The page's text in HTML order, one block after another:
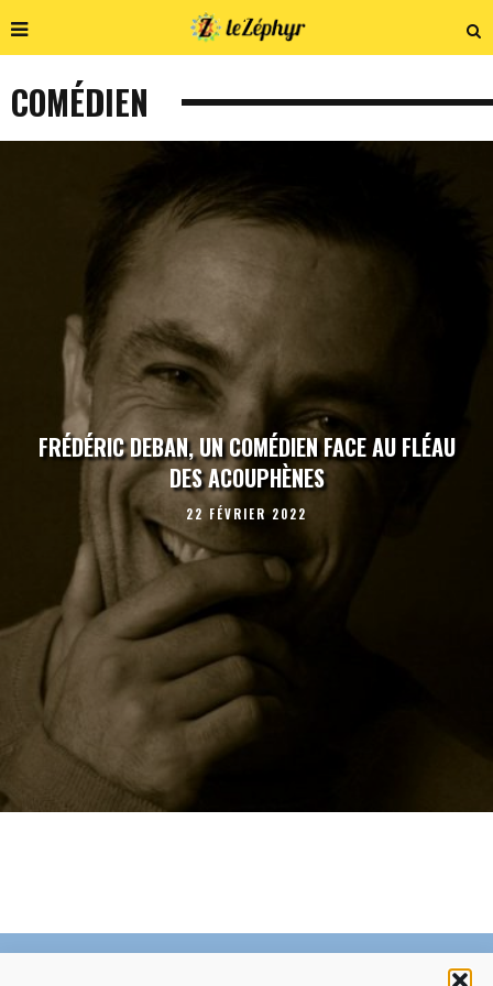
COMÉDIEN
FRÉDÉRIC DEBAN, UN COMÉDIEN FACE AU FLÉAU
DES ACOUPHÈNES
22 FÉVRIER 2022